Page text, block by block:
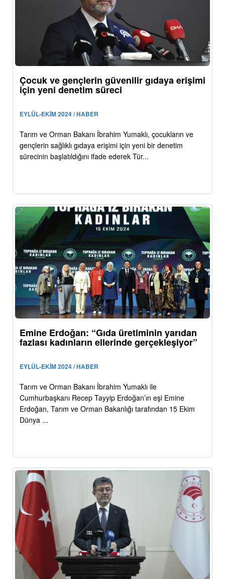
Çocuk ve gençlerin güvenilir gıdaya erişimi
için yeni denetim süreci
EYLÜL-EKİM 2024 / HABER
Tarım ve Orman Bakanı İbrahim Yumaklı, çocukların ve
gençlerin sağlıklı gıdaya erişimi için yeni bir denetim
sürecinin başlatıldığını ifade ederek Tür...
Emine Erdoğan: “Gıda üretiminin yarıdan
fazlası kadınların ellerinde gerçekleşiyor”
EYLÜL-EKİM 2024 / HABER
Tarım ve Orman Bakanı İbrahim Yumaklı ile
Cumhurbaşkanı Recep Tayyip Erdoğan’ın eşi Emine
Erdoğan, Tarım ve Orman Bakanlığı tarafından 15 Ekim
Dünya ...